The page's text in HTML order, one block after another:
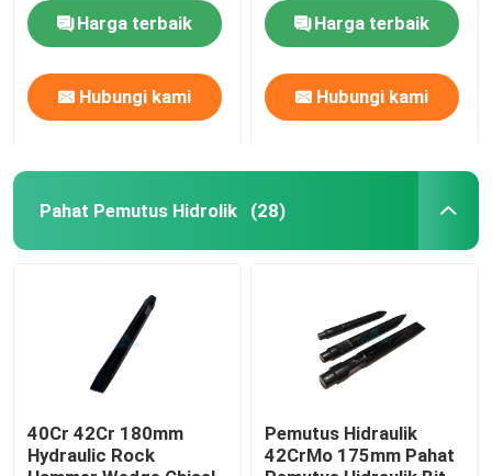
Harga terbaik
Hubungi kami
Harga terbaik
Hubungi kami
Pahat Pemutus Hidrolik (28)
40Cr 42Cr 180mm
Hydraulic Rock
Pemutus Hidraulik
42CrMo 175mm Pahat